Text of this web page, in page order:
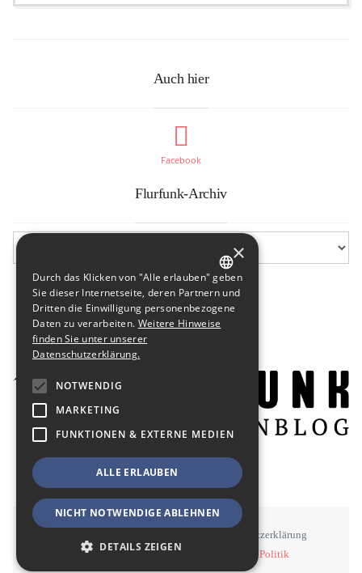
Auch hier
Facebook
Flurfunk-Archiv
Datenschutzerklärung
©STAWOWY - Kommunikation, Medien, Politik
GERMAN
ENGLISH
×
Durch das Klicken von "Alle erlauben" geben
Sie dieser Internetseite, deren Partnern und
Dritten die Einwilligung personenbezogene
Daten zu verarbeiten. Weitere Hinweise
finden Sie unter unserer
Datenschutzerklärung.
NOTWENDIG
MARKETING
FUNKTIONEN & EXTERNE MEDIEN
ALLE ERLAUBEN
NICHT NOTWENDIGE ABLEHNEN
DETAILS ZEIGEN